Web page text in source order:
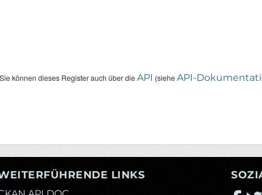
Sie können dieses Register auch über dieAPI (sieheAPI-
LINKS